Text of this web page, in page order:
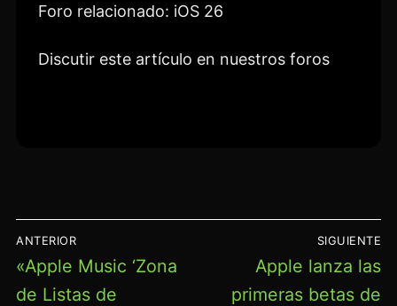
Foro relacionado: iOS 26
Discutir este artículo en nuestros foros
NAVEGACIÓN
DE
ENTRADAS
ANTERIOR
Entrada
anterior:
«Apple Music ‘Zona
de Listas de
SIGUIENTE
Entrada
siguiente:
Apple lanza las
primeras betas de